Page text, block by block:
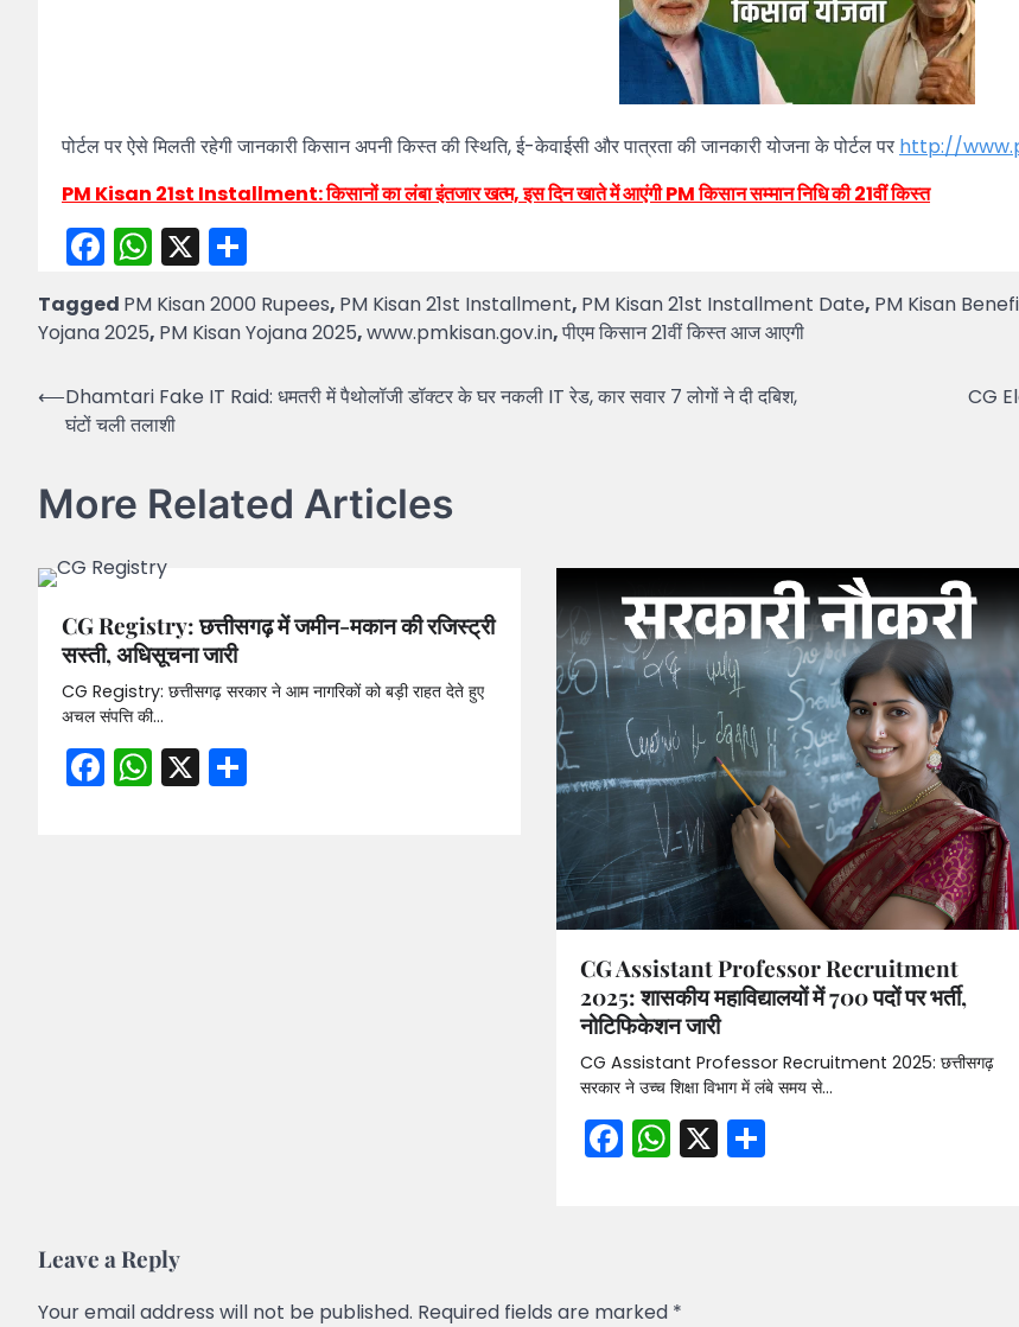
पोर्टल पर ऐसे मिलती रहेगी जानकारी किसान अपनी किस्त की स्थिति, ई-केवाईसी और पात्रता की जानकारी योजना के पोर्टल पर http://
PM Kisan 21st Installment: किसानों का लंबा इंतजार खत्म, इस दिन खाते में आएंगी PM किसान सम्मान निधि की 21वीं किस्त
Facebook
WhatsApp
X
Tagged PM Kisan 2000 Rupees, PM Kisan 21st Installment, PM Kisan 21st Installment Date, PM Kisan
Yojana 2025, PM Kisan Yojana 2025,www.pmkisan.gov.in,पीएम किसान 21वीं किस्त आज आएगी
Post
navigation
⟵Dhamtari Fake IT Raid: धमतरी में पैथोलॉजी डॉक्टर के घर नकली IT रेड, कार सवार 7 लोगों ने दी दबिश,
घंटों चली तलाशी
CG
More Related Articles
CG Registry: छत्तीसगढ़ में जमीन-मकान की रजिस्ट्री
सस्ती, अधिसूचना जारी
CG Registry: छत्तीसगढ़ सरकार ने आम नागरिकों को बड़ी राहत देते हुए
अचल संपत्ति की…
Facebook
WhatsApp
X
CG Assistant Professor Recruitment
2025: शासकीय महाविद्यालयों में 700 पदों पर भर्ती,
नोटिफिकेशन जारी
CG Assistant Professor Recruitment 2025: छत्तीसगढ़
सरकार ने उच्च शिक्षा विभाग में लंबे समय से…
Facebook
WhatsApp
X Share
Leave a Reply
Your email address will not be published. Required fields are marked *